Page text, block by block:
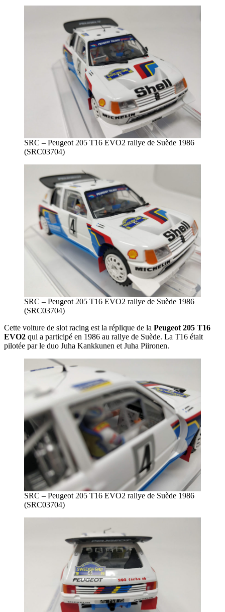
SRC – Peugeot 205 T16 EVO2 rallye de Suède 1986
(SRC03704)
SRC – Peugeot 205 T16 EVO2 rallye de Suède 1986
(SRC03704)
Cette voiture de slot racing est la réplique de la Peugeot 205 T16
EVO2 qui a participé en 1986 au rallye de Suède. La T16 était
pilotée par le duo Juha Kankkunen et Juha Piironen.
SRC – Peugeot 205 T16 EVO2 rallye de Suède 1986
(SRC03704)